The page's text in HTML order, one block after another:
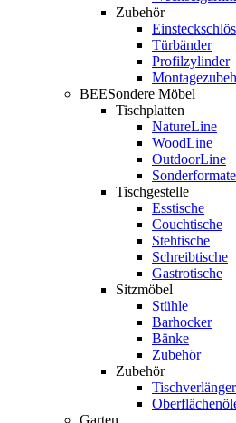
Zubehör
Türbänder
Profilzylinder
BEESondere Möbel
Tischplatten
NatureLine
WoodLine
OutdoorLine
Sonderformate
Tischgestelle
Esstische
Couchtische
Stehtische
Schreibtische
Gastrotische
Sitzmöbel
Stühle
Barhocker
Bänke
Zubehör
Zubehör
Garten